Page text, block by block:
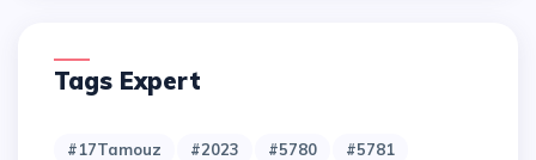
Tags Expert
#17Tamouz #2023 #5780
#5781